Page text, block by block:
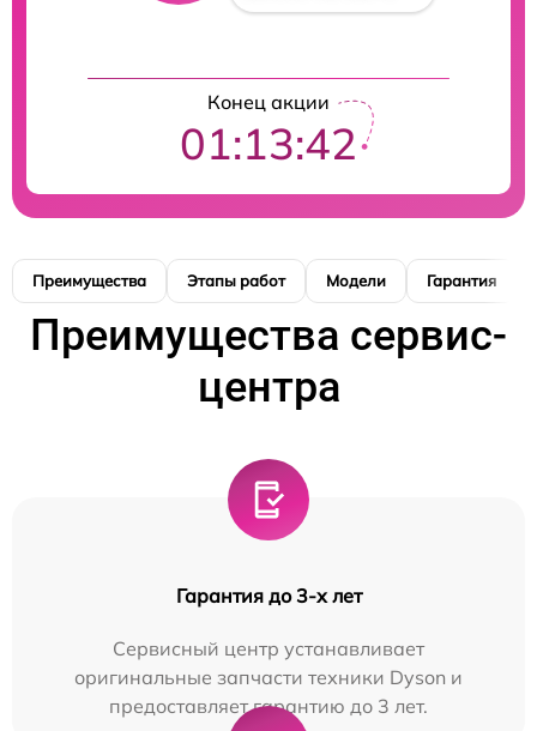
Конец акции
01:13:41
Преимущества Этапы работ Модели Гарантия
Преимущества сервис-
центра
Гарантия до 3-х лет
Сервисный центр устанавливает
оригинальные запчасти техники Dyson и
предоставляет гарантию до 3 лет.